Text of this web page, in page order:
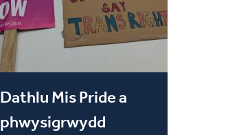
Dathlu Mis Pride a
phwysigrwydd